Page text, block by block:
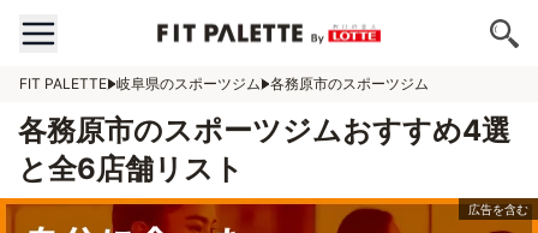
FIT PALETTE 岐阜県のスポーツジム 各務原市のスポーツジム
各務原市のスポーツジムおすすめ4選
と全6店舗リスト